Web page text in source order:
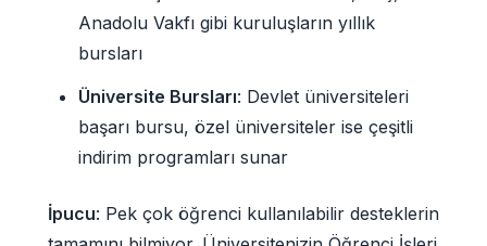
Anadolu Vakfı gibi kuruluşların yıllık
bursları
Üniversite Bursları: Devlet üniversiteleri
başarı bursu, özel üniversiteler ise çeşitli
indirim programları sunar
İpucu: Pek çok öğrenci kullanılabilir desteklerin